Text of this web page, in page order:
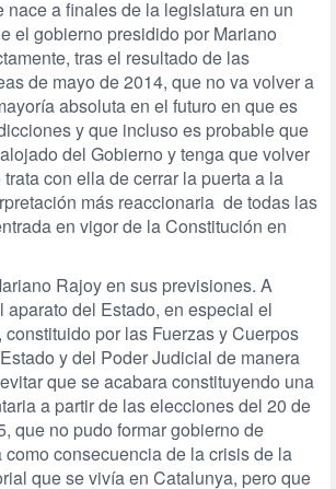
nace a finales de la legislatura en un
el gobierno presidido por Mariano
tras el resultado de las
de mayo de 2014, que no va volver a
absoluta en el futuro en que es
y que incluso es probable que
del Gobierno y tenga que volver
con ella de cerrar la puerta a la
más reaccionaria de todas las
en vigor de la Constitución en
Rajoy en sus previsiones. A
aparato del Estado, en especial el
por las Fuerzas y Cuerpos
y del Poder Judicial de manera
que se acabara constituyendo una
a partir de las elecciones del 20 de
que no pudo formar gobierno de
como consecuencia de la crisis de la
que se vivía en Catalunya, pero que